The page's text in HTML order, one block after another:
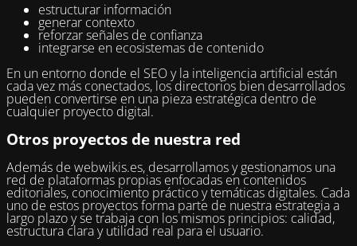
estructurar información
generar contexto
reforzar señales de confianza
integrarse en ecosistemas de contenido
En un entorno donde el SEO y la inteligencia artificial están
cada vez más conectados, los directorios bien desarrollados
pueden convertirse en una pieza estratégica dentro de
cualquier proyecto digital.
Otros proyectos de nuestra red
Además de webwikis.es, desarrollamos y gestionamos una
red de plataformas propias enfocadas en contenidos
editoriales, conocimiento práctico y temáticas digitales. Cada
uno de estos proyectos forma parte de nuestra estrategia a
largo plazo y se trabaja con los mismos principios: calidad,
estructura clara y utilidad real para el usuario.